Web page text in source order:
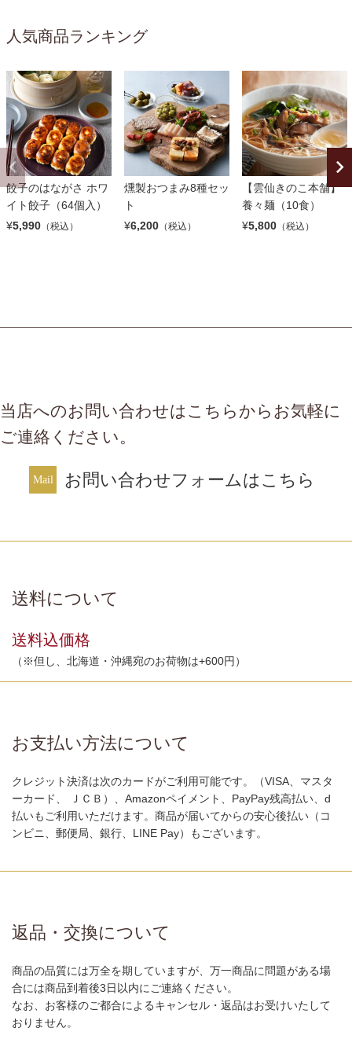
人気商品ランキング
餃子のはながさ ホワ
イト餃子（64個入）
¥5,990 （税込）
燻製おつまみ8種セッ
ト
¥6,200 （税込）
【雲仙きのこ本舗】
養々麺（10食）
¥5,800 （税込）
当店へのお問い合わせはこちらからお気軽に
ご連絡ください。
お問い合わせフォームはこちら
送料について
送料込価格
（※但し、北海道・沖縄宛のお荷物は+600円）
お支払い方法について
クレジット決済は次のカードがご利用可能です。（VISA、マスタ
ーカード、 ＪＣＢ）、Amazonペイメント、PayPay残高払い、d
払いもご利用いただけます。商品が届いてからの安心後払い（コ
ンビニ、郵便局、銀行、LINE Pay）もございます。
返品・交換について
商品の品質には万全を期していますが、万一商品に問題がある場
合には商品到着後3日以内にご連絡ください。
なお、お客様のご都合によるキャンセル・返品はお受けいたして
おりません。